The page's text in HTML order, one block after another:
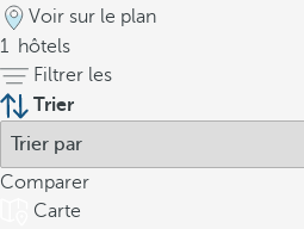
Voir sur le plan
1 hôtels
Filtrer les
Trier
Comparer
Carte